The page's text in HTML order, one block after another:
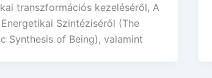
transzformációs kezeléséről, A
Szintéziséről (The
Synthesis of Being), valamint